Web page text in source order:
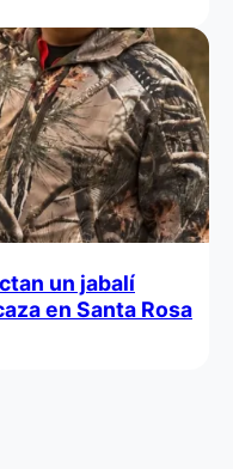
un jabalí
en Santa Rosa